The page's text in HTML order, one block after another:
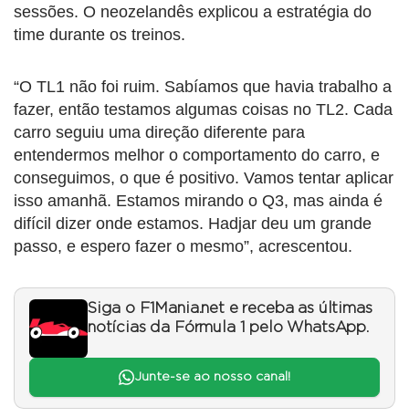
sessões. O neozelandês explicou a estratégia do
time durante os treinos.
“O TL1 não foi ruim. Sabíamos que havia trabalho a
fazer, então testamos algumas coisas no TL2. Cada
carro seguiu uma direção diferente para
entendermos melhor o comportamento do carro, e
conseguimos, o que é positivo. Vamos tentar aplicar
isso amanhã. Estamos mirando o Q3, mas ainda é
difícil dizer onde estamos. Hadjar deu um grande
passo, e espero fazer o mesmo”, acrescentou.
Siga o F1Mania.net e receba as últimas
notícias da Fórmula 1 pelo WhatsApp.
Junte-se ao nosso canal!